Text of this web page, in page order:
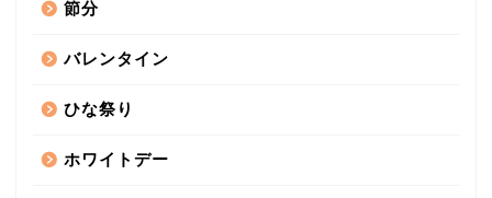
節分
バレンタイン
ひな祭り
ホワイトデー